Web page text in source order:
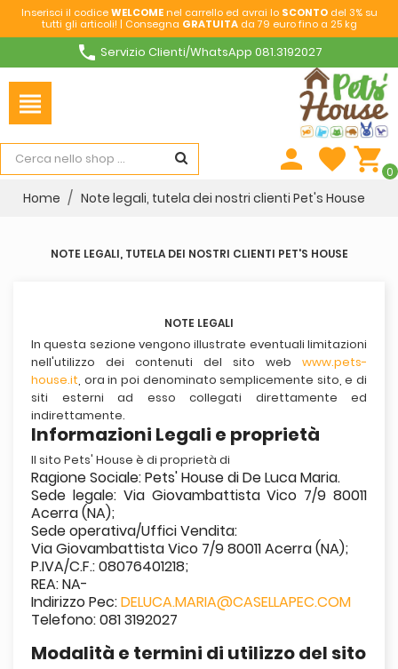
Inserisci il codiceWELCOMEnel carrello ed avrai lo SCONTOdel 3% su
tutti gli articoli! | Consegna GRATUITAda 79 euro fino a 25 kg
phone Servizio Clienti/WhatsApp 081.3192027
view_headline
person favorite shopping_cart0
Home Note legali, tutela dei nostri clienti Pet's House
NOTE LEGALI, TUTELA DEI NOSTRI CLIENTI PET'S HOUSE
NOTE LEGALI
In questa sezione vengono illustrate eventuali limitazioni
nell'utilizzo dei contenuti del sito web www.pets-
house.it, ora in poi denominato semplicemente sito, e di
siti esterni ad esso collegati direttamente ed
indirettamente.
Informazioni Legali e proprietà
Il sito Pets' House è di proprietà di
Ragione Sociale: Pets' House di De Luca Maria.
Sede legale: Via Giovambattista Vico 7/9 80011
Acerra (NA);
Sede operativa/Uffici Vendita:
Via Giovambattista Vico 7/9 80011 Acerra (NA);
P.IVA/C.F.: 08076401218;
REA: NA-
Indirizzo Pec:DELUCA.MARIA@CASELLAPEC.COM
Telefono: 081 3192027
Modalità e termini di utilizzo del sito